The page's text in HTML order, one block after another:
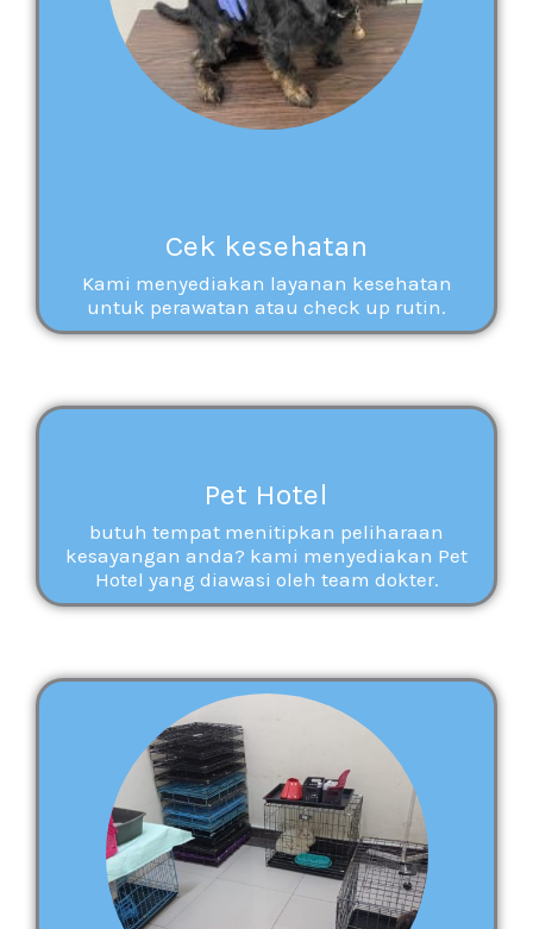
Cek kesehatan
Kami menyediakan layanan kesehatan
untuk perawatan atau check up rutin.
Pet Hotel
butuh tempat menitipkan peliharaan
kesayangan anda? kami menyediakan Pet
Hotel yang diawasi oleh team dokter.